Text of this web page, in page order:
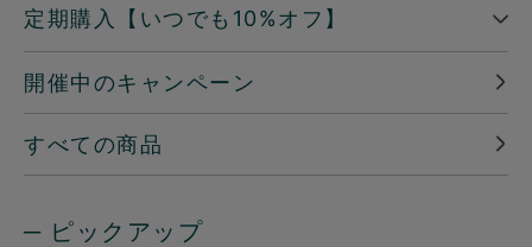
定期購入【いつでも10%オフ】
開催中のキャンペーン
すべての商品
─ ピックアップ